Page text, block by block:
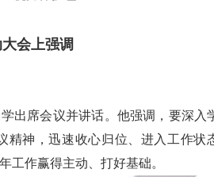
会上强调
出席会议并讲话。他强调，要深入
神，迅速收心归位、进入工作状
工作赢得主动、打好基础。